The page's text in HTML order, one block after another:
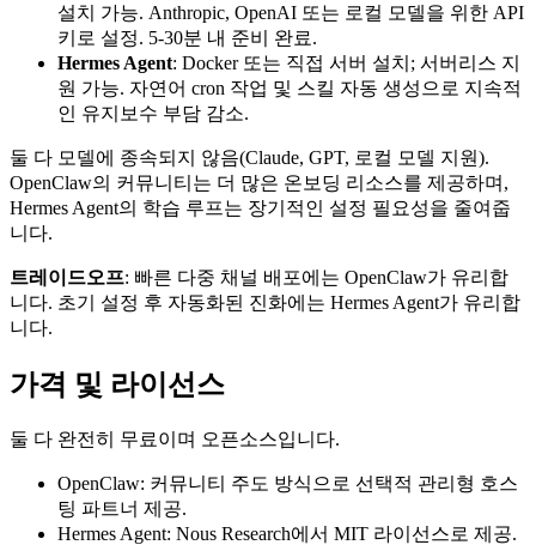
설치 가능. Anthropic, OpenAI 또는 로컬 모델을 위한 API
키로 설정. 5-30분 내 준비 완료.
Hermes Agent: Docker 또는 직접 서버 설치; 서버리스 지
원 가능. 자연어 cron 작업 및 스킬 자동 생성으로 지속적
인 유지보수 부담 감소.
둘 다 모델에 종속되지 않음(Claude, GPT, 로컬 모델 지원).
OpenClaw의 커뮤니티는 더 많은 온보딩 리소스를 제공하며,
Hermes Agent의 학습 루프는 장기적인 설정 필요성을 줄여줍
니다.
트레이드오프: 빠른 다중 채널 배포에는 OpenClaw가 유리합
니다. 초기 설정 후 자동화된 진화에는 Hermes Agent가 유리합
니다.
가격 및 라이선스
둘 다 완전히 무료이며 오픈소스입니다.
OpenClaw: 커뮤니티 주도 방식으로 선택적 관리형 호스
팅 파트너 제공.
Hermes Agent: Nous Research에서 MIT 라이선스로 제공.